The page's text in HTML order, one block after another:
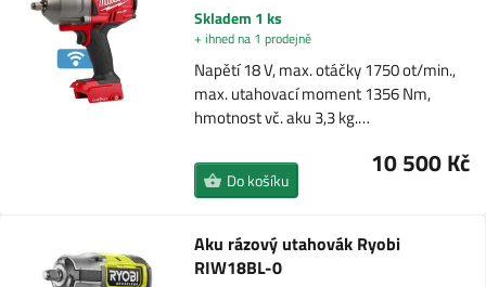
Skladem 1 ks
+ ihned na 1 prodejně
Napětí 18 V, max. otáčky 1750 ot/min.,
max. utahovací moment 1356 Nm,
hmotnost vč. aku 3,3 kg.…
10 500 Kč
Do košíku
Aku rázový utahovák Ryobi
RIW18BL-0